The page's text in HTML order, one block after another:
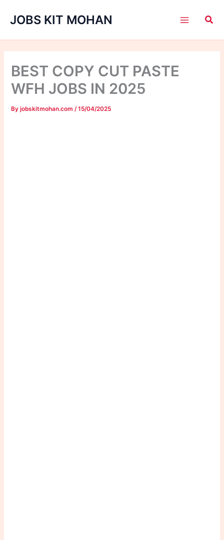
JOBS KIT MOHAN
BEST COPY CUT PASTE
WFH JOBS IN 2025
Byjobskitmohan.com /15/04/2025